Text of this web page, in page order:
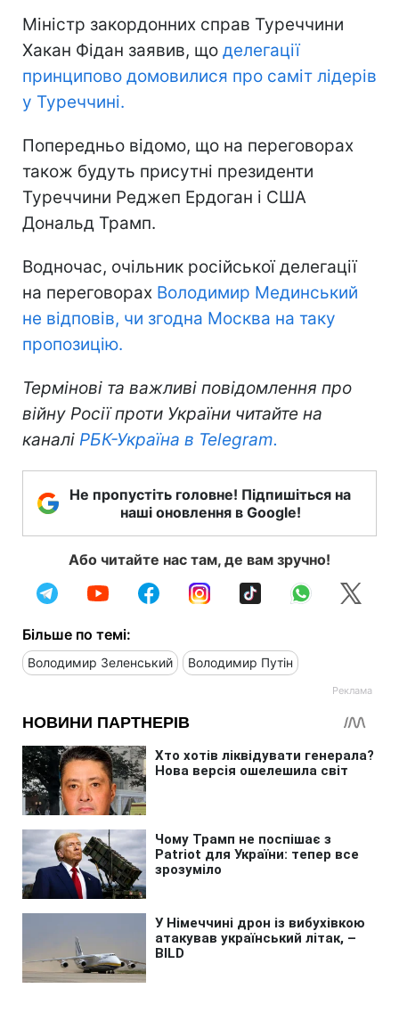
Міністр закордонних справ Туреччини
Хакан Фідан заявив, що делегації
принципово домовилися про саміт лідерів
у Туреччині.
Попередньо відомо, що на переговорах
також будуть присутні президенти
Туреччини Реджеп Ердоган і США
Дональд Трамп.
Водночас, очільник російської делегації
на переговорах Володимир Мединський
не відповів, чи згодна Москва на таку
пропозицію.
Термінові та важливі повідомлення про
війну Росії проти України читайте на
каналі РБК-Україна в Telegram.
Не пропустіть головне! Підпишіться на
наші оновлення в Google!
Або читайте нас там, де вам зручно!
Більше по темі:
Володимир Зеленський Володимир Путін